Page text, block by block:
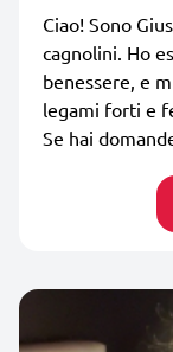
Ciao! Sono
cagnolini. Ho
benessere, e
legami forti e
Se hai